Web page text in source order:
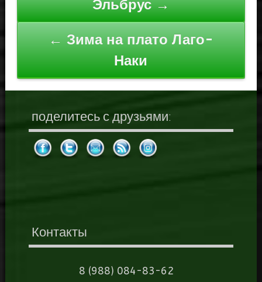
по
записям
Эльбрус →
← Зима на плато Лаго-
Наки
поделитесь с друзьями:
Контакты
8 (988) 084-83-62